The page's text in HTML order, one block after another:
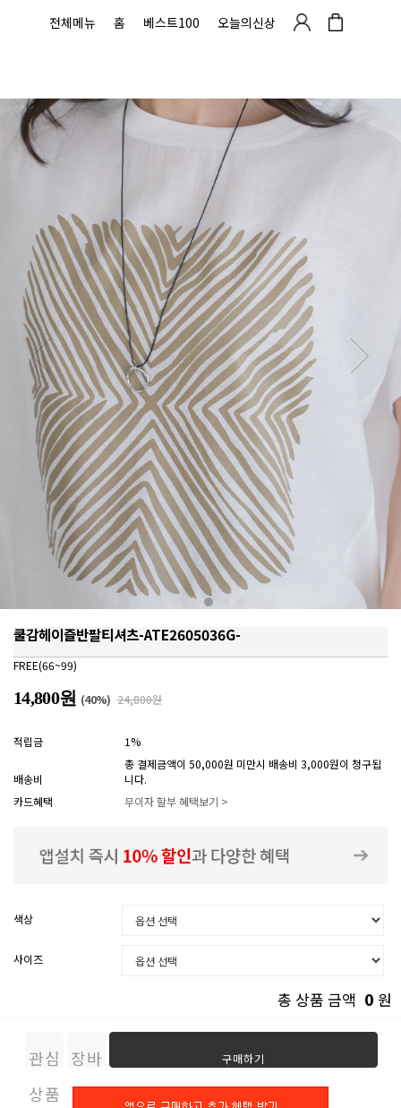
전체메뉴 홈 베스트100 오늘의신상
쿨감헤이즐반팔티셔츠-ATE2605036G-
FREE(66~99)
14,800원 (40%) 24,800원
적립금 1%
배송비
총 결제금액이 50,000원 미만시 배송비 3,000원이 청구됩
니다.
카드혜택
무이자 할부 혜택보기 >
색상
사이즈
총 상품 금액 0 원
관심
상품
장바
구니
구매하기